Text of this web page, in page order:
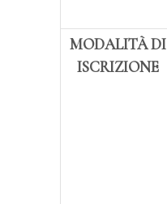
MODALITÀDI
ISCRIZIONE